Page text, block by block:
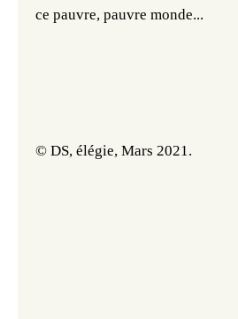
ce pauvre, pauvre monde...
© DS, élégie, Mars 2021.